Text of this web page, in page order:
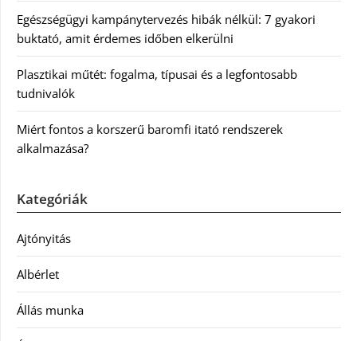
Egészségügyi kampánytervezés hibák nélkül: 7 gyakori
buktató, amit érdemes időben elkerülni
Plasztikai műtét: fogalma, típusai és a legfontosabb
tudnivalók
Miért fontos a korszerű baromfi itató rendszerek
alkalmazása?
Kategóriák
Ajtónyitás
Albérlet
Állás munka